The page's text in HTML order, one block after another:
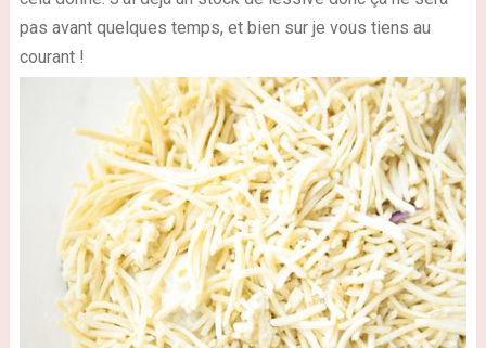
pas avant quelques temps, et bien sur je vous tiens au
courant !